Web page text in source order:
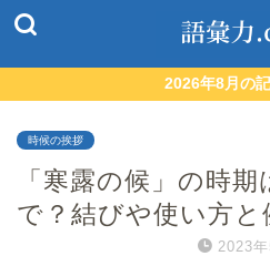
2026年8月の
時候の挨拶
「寒露の候」の時
で？結びや使い方と
2023